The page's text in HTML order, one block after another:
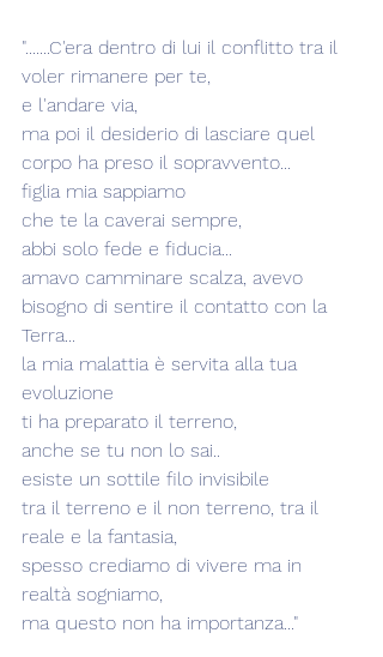
".......C'era dentro di lui il conflitto tra il
voler rimanere per te,
e l'andare via,
ma poi il desiderio di lasciare quel
corpo ha preso il sopravvento...
figlia mia sappiamo
che te la caverai sempre,
abbi solo fede e fiducia...
amavo camminare scalza, avevo
bisogno di sentire il contatto con la
Terra...
la mia malattia è servita alla tua
evoluzione
ti ha preparato il terreno,
anche se tu non lo sai..
esiste un sottile filo invisibile
tra il terreno e il non terreno, tra il
reale e la fantasia,
spesso crediamo di vivere ma in
realtà sogniamo,
ma questo non ha importanza..."